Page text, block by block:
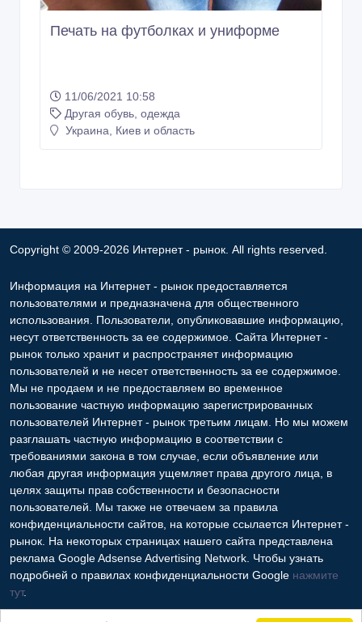
Печать на футболках и униформе
11/06/2021 10:58
Другая обувь, одежда
Украина, Киев и область
Copyright © 2009-2026 Интернет - рынок. All rights reserved.
Информация на Интернет - рынок предоставляется
пользователями и предназначена для общественного
использования. Пользователи, опубликовавшие информацию,
несут ответственность за ее содержимое. Сайта Интернет -
рынок только хранит и распространяет информацию
пользователей и не несет ответственность за ее содержимое.
Мы не продаем и не предоставляем во временное
пользование частную информацию зарегистрированных
пользователей Интернет - рынок третьим лицам. Но мы можем
разглашать частную информацию в соответствии с
требованиями закона в том случае, если объявление или
любая другая информация ущемляет права другого лица, в
целях защиты прав собственности и безопасности
пользователей. Мы также не отвечаем за правила
конфиденциальности сайтов, на которые ссылается Интернет -
рынок. На некоторых страницах нашего сайта представлена
реклама Google Adsense Advertising Network. Чтобы узнать
подробней о правилах конфиденциальности Google нажмите
тут.